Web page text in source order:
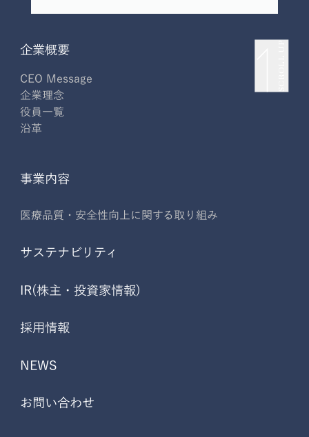
企業概要
CEO Message
企業理念
役員一覧
沿革
事業内容
医療品質・安全性向上に関する取り組み
サステナビリティ
IR(株主・投資家情報)
採用情報
NEWS
お問い合わせ